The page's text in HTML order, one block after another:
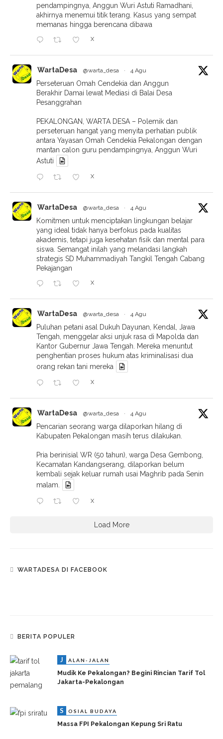
pendampingnya, Anggun Wuri Astuti Ramadhani,
akhirnya menemui titik terang. Kasus yang sempat
memanas hingga berencana dibawa
X
WartaDesa @warta_desa · 4 Agu
Perseteruan Omah Cendekia dan Anggun
Berakhir Damai lewat Mediasi di Balai Desa
Pesanggrahan
PEKALONGAN, WARTA DESA – Polemik dan
perseteruan hangat yang menyita perhatian publik
antara Yayasan Omah Cendekia Pekalongan dengan
mantan calon guru pendampingnya, Anggun Wuri
Astuti
X
WartaDesa @warta_desa · 4 Agu
Komitmen untuk menciptakan lingkungan belajar
yang ideal tidak hanya berfokus pada kualitas
akademis, tetapi juga kesehatan fisik dan mental para
siswa. Semangat inilah yang melandasi langkah
strategis SD Muhammadiyah Tangkil Tengah Cabang
Pekajangan
X
WartaDesa @warta_desa · 4 Agu
Puluhan petani asal Dukuh Dayunan, Kendal, Jawa
Tengah, menggelar aksi unjuk rasa di Mapolda dan
Kantor Gubernur Jawa Tengah. Mereka menuntut
penghentian proses hukum atas kriminalisasi dua
orang rekan tani mereka
X
WartaDesa @warta_desa · 4 Agu
Pencarian seorang warga dilaporkan hilang di
Kabupaten Pekalongan masih terus dilakukan.
Pria berinisial WR (50 tahun), warga Desa Gembong,
Kecamatan Kandangserang, dilaporkan belum
kembali sejak keluar rumah usai Maghrib pada Senin
malam.
X
Load More
WARTADESA DI FACEBOOK
BERITA POPULER
J ALAN-JALAN
Mudik Ke Pekalongan? Begini Rincian Tarif Tol
Jakarta-Pekalongan
S OSIAL BUDAYA
Massa FPI Pekalongan Kepung Sri Ratu